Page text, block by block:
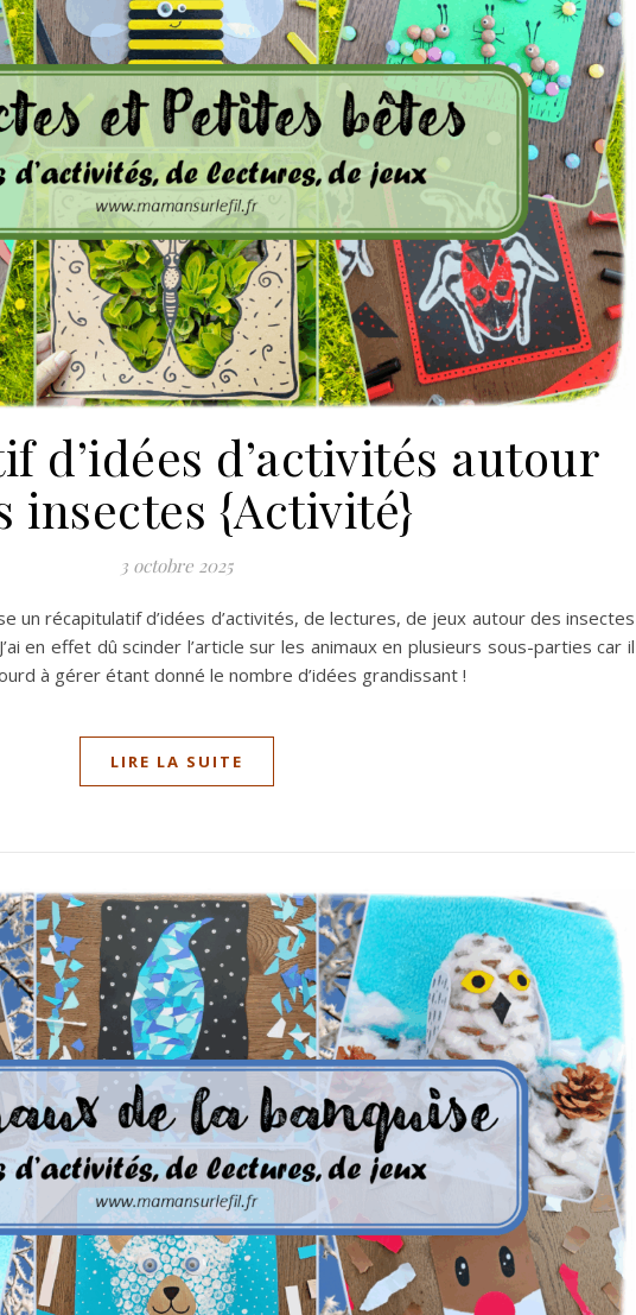
d’idées d’activités autour
insectes {Activité}
3 octobre 2025
un récapitulatif d’idées d’activités, de lectures, de jeux autour des insectes
en effet dû scinder l’article sur les animaux en plusieurs sous-parties car il
à gérer étant donné le nombre d’idées grandissant !
LIRE LA SUITE